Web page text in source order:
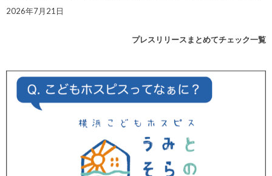
2026年7月21日
プレスリリースまとめてチェック一覧